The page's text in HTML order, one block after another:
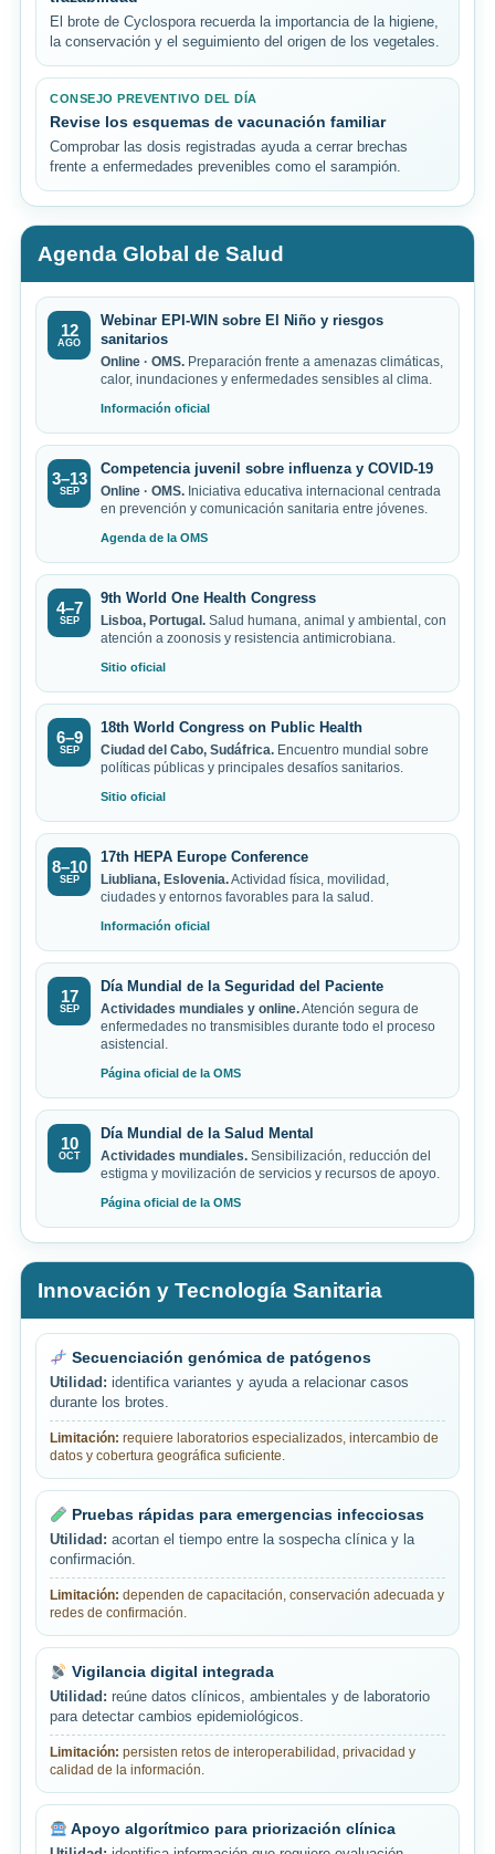
El brote de Cyclospora recuerda la importancia de la higiene,
la conservación y el seguimiento del origen de los vegetales.
CONSEJO PREVENTIVO DEL DÍA
Revise los esquemas de vacunación familiar
Comprobar las dosis registradas ayuda a cerrar brechas
frente a enfermedades prevenibles como el sarampión.
Agenda Global de Salud
12
AGO
Webinar EPI-WIN sobre El Niño y riesgos
sanitarios
Online · OMS. Preparación frente a amenazas climáticas,
calor, inundaciones y enfermedades sensibles al clima.
Información oficial
3–13
SEP
Competencia juvenil sobre influenza y COVID-19
Online · OMS. Iniciativa educativa internacional centrada
en prevención y comunicación sanitaria entre jóvenes.
Agenda de la OMS
4–7
SEP
9th World One Health Congress
Lisboa, Portugal. Salud humana, animal y ambiental, con
atención a zoonosis y resistencia antimicrobiana.
Sitio oficial
6–9
SEP
18th World Congress on Public Health
Ciudad del Cabo, Sudáfrica. Encuentro mundial sobre
políticas públicas y principales desafíos sanitarios.
Sitio oficial
8–10
SEP
17th HEPA Europe Conference
Liubliana, Eslovenia.Actividad física, movilidad,
ciudades y entornos favorables para la salud.
Información oficial
17
SEP
Día Mundial de la Seguridad del Paciente
Actividades mundiales y online.Atención segura de
enfermedades no transmisibles durante todo el proceso
asistencial.
Página oficial de la OMS
10
OCT
Día Mundial de la Salud Mental
Actividades mundiales. Sensibilización, reducción del
estigma y movilización de servicios y recursos de apoyo.
Página oficial de la OMS
Innovación y Tecnología Sanitaria
Secuenciación genómica de patógenos
Utilidad: identifica variantes y ayuda a relacionar casos
durante los brotes.
Limitación: requiere laboratorios especializados, intercambio de
datos y cobertura geográfica suficiente.
Pruebas rápidas para emergencias infecciosas
Utilidad: acortan el tiempo entre la sospecha clínica y la
confirmación.
Limitación: dependen de capacitación, conservación adecuada y
redes de confirmación.
Vigilancia digital integrada
Utilidad: reúne datos clínicos, ambientales y de laboratorio
para detectar cambios epidemiológicos.
Limitación: persisten retos de interoperabilidad, privacidad y
calidad de la información.
Apoyo algorítmico para priorización clínica